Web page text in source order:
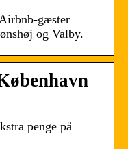
gæster
og Valby.
penge på